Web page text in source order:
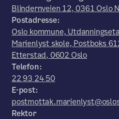
Blindernveien 12, 0361 Oslo
Postadresse:
Oslo kommune,
Marienlyst skole, Postboks
Etterstad, 0602 Oslo
Telefon:
22 93 24 50
E-post:
Rektor